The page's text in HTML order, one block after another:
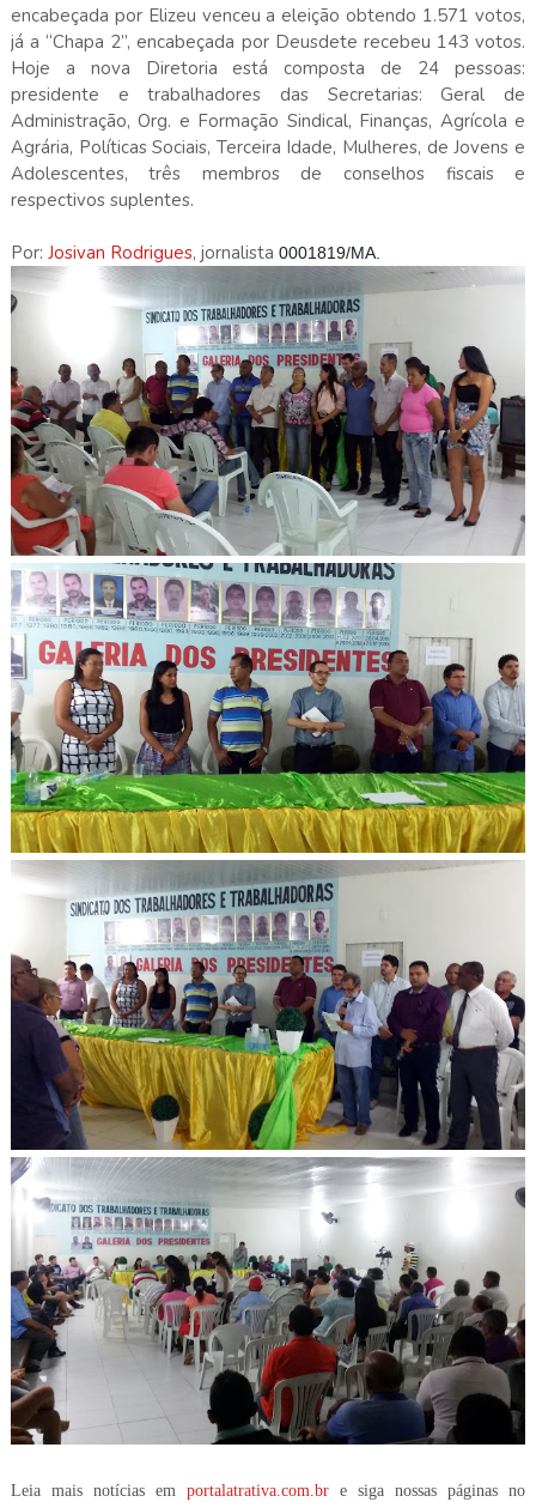
encabeçada por Elizeu venceu a eleição obtendo 1.571 votos,
já a “Chapa 2”, encabeçada por Deusdete recebeu 143 votos.
Hoje a nova Diretoria está composta de 24 pessoas:
presidente e trabalhadores das Secretarias: Geral de
Administração, Org. e Formação Sindical, Finanças, Agrícola e
Agrária, Políticas Sociais, Terceira Idade, Mulheres, de Jovens e
Adolescentes, três membros de conselhos fiscais e
respectivos suplentes.
Por: Josivan Rodrigues, jornalista 0001819/MA.
Leia mais notícias em portalatrativa.com.br e siga nossas páginas no